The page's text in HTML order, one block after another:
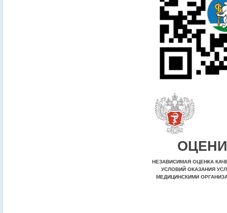
НЕЗАВИСИМАЯ ОЦЕНКА
УСЛОВИЙ ОКАЗАНИЯ
МЕДИЦИНСКИМИ